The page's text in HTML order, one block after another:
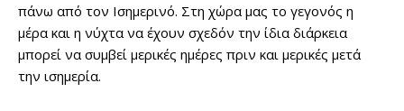
πάνω από τον Ισημερινό. Στη χώρα μας το γεγονός η
μέρα και η νύχτα να έχουν σχεδόν την ίδια διάρκεια
μπορεί να συμβεί μερικές ημέρες πριν και μερικές μετά
την ισημερία.